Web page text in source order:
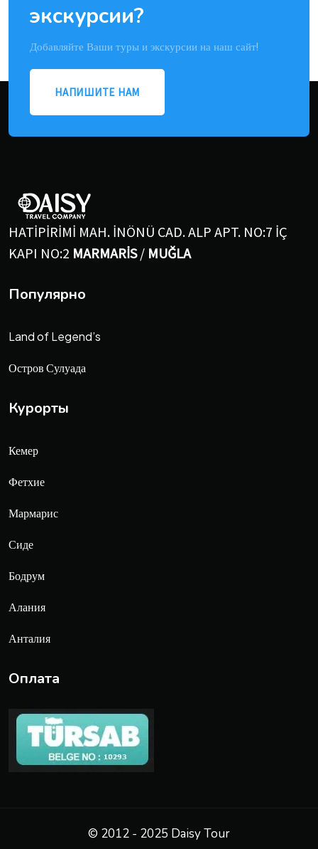
экскурсии?
Добавляйте Ваши туры и экскурсии на наш сайт!
НАПИШИТЕ НАМ
HATİPİRİMİ MAH. İNÖNÜ CAD. ALP APT. NO:7 İÇ
KAPI NO:2 MARMARİS/ MUĞLA
Популярно
Land of Legend’s
Остров Сулуада
Курорты
Кемер
Фетхие
Мармарис
Сиде
Бодрум
Алания
Анталия
Оплата
© 2012 - 2025 Daisy Tour